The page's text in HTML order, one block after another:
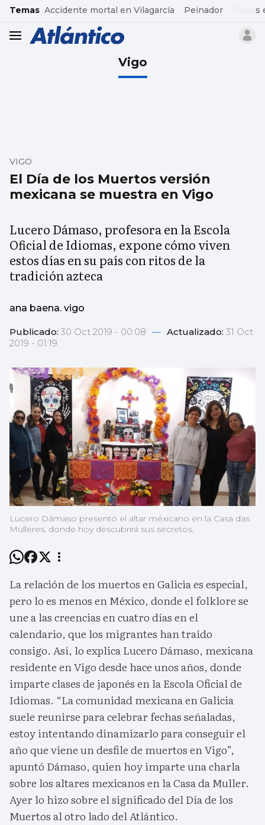
common.go-to-content
Temas Accidente mortal en Vilagarcía Peinador
header.menu.open
Vigo
El Día de los Muertos versión
mexicana se muestra en Vigo
VIGO
Lucero Dámaso, profesora en la Escola
Oficial de Idiomas, expone cómo viven
estos días en su país con ritos de la
tradición azteca
ana baena. vigo
Publicado: 30 Oct 2019 - 00:08 — Actualizado: 31 Oct
2019 - 01:19
Lucero Dámaso presentó el altar méxicano en la Casa das
Mulleres, donde hoy descubrirá sus secretos.
La relación de los muertos en Galicia es especial,
pero lo es menos en México, donde el folklore se
une a las creencias en cuatro días en el
calendario, que los migrantes han traído
consigo. Así, lo explica Lucero Dámaso, mexicana
residente en Vigo desde hace unos años, donde
imparte clases de japonés en la Escola Oficial de
Idiomas. “La comunidad mexicana en Galicia
suele reunirse para celebrar fechas señaladas,
estoy intentando dinamizarlo para conseguir el
año que viene un desfile de muertos en Vigo”,
apuntó Dámaso, quien hoy imparte una charla
sobre los altares mexicanos en la Casa da Muller.
Ayer lo hizo sobre el significado del Día de los
Muertos al otro lado del Atlántico.